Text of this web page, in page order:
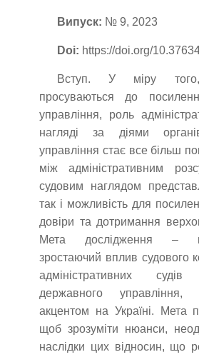
Випуск: № 9, 2023
Doi: https://doi.org/
Вступ. У міру
просуваються до
управління, роль
нагляді за діями
управління стає все більш
між адміністративним
судовим наглядом
так і можливість для
довіри та дотримання
Мета дослідження –
зростаючий вплив судового
адміністративних
державного
акцентом на Україні. Мета
щоб зрозуміти нюанси,
наслідки цих відносин, що